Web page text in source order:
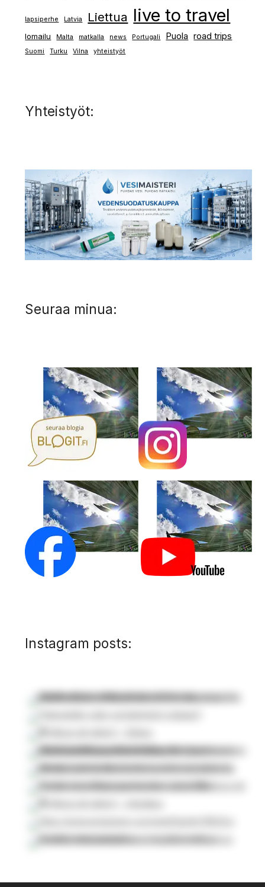
lapsiperhe Latvia Liettua live to travel
lomailu Malta matkalla news Portugali Puola road trips
Suomi Turku Vilna yhteistyöt
Yhteistyöt:
Seuraa minua:
Instagram posts: